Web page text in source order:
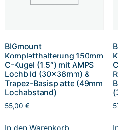
BIGmount
Kompletthalterung 150mm
C-Kugel (1,5″) mit AMPS
Lochbild (30x38mm) &
Trapez-Basisplatte (49mm
Lochabstand)
55,00 €
In den Warenkorb